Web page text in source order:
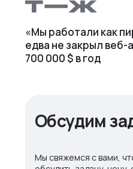
«Мы работали как
едва не закрыл
700 000 $ в год
Обсудим
Мы свяжемся с вами,